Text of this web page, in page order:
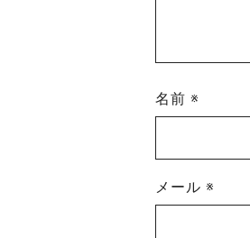
名前※
メール※